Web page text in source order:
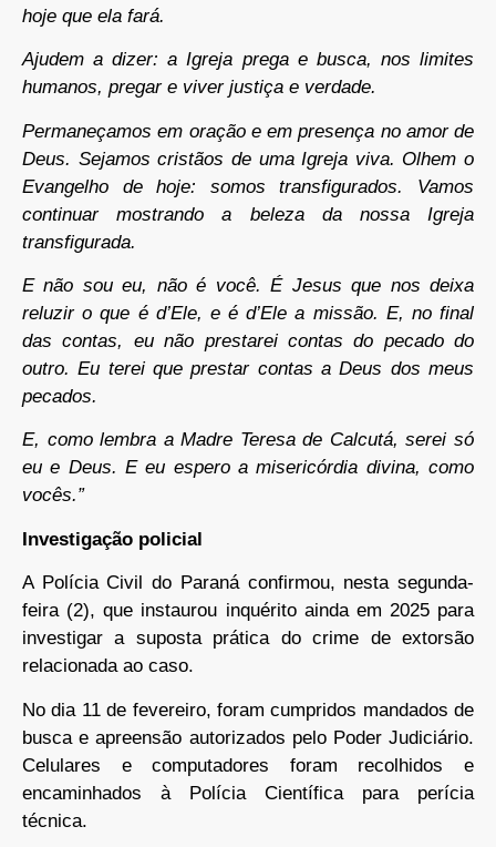
hoje que ela fará.
Ajudem a dizer: a Igreja prega e busca, nos limites
humanos, pregar e viver justiça e verdade.
Permaneçamos em oração e em presença no amor de
Deus. Sejamos cristãos de uma Igreja viva. Olhem o
Evangelho de hoje: somos transfigurados. Vamos
continuar mostrando a beleza da nossa Igreja
transfigurada.
E não sou eu, não é você. É Jesus que nos deixa
reluzir o que é d’Ele, e é d’Ele a missão. E, no final
das contas, eu não prestarei contas do pecado do
outro. Eu terei que prestar contas a Deus dos meus
pecados.
E, como lembra a Madre Teresa de Calcutá, serei só
eu e Deus. E eu espero a misericórdia divina, como
vocês.”
Investigação policial
A Polícia Civil do Paraná confirmou, nesta segunda-
feira (2), que instaurou inquérito ainda em 2025 para
investigar a suposta prática do crime de extorsão
relacionada ao caso.
No dia 11 de fevereiro, foram cumpridos mandados de
busca e apreensão autorizados pelo Poder Judiciário.
Celulares e computadores foram recolhidos e
encaminhados à Polícia Científica para perícia
técnica.